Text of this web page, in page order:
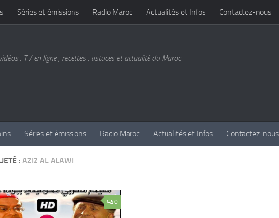
Séries et émissions Radio Maroc Actualités et Infos Contactez-nous
, TV en ligne , recettes , astuces et actualité du Maroc
Séries et émissions Radio Maroc Actualités et Infos Contactez-nous
: AZIZ AL ALAWI
0